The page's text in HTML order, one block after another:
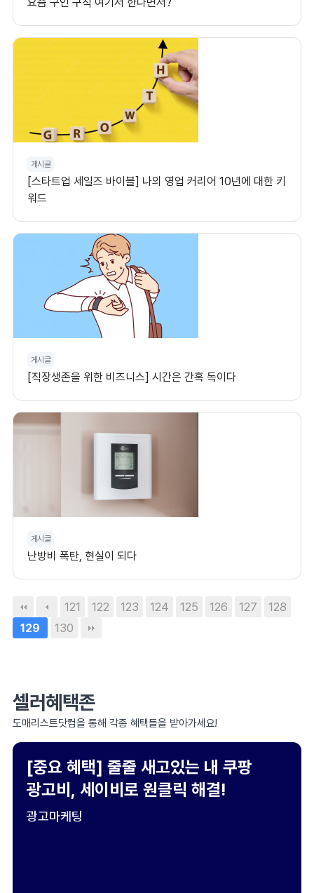
게시글
[스타트업 세일즈 바이블] 나의 영업 커리어 10년에 대한 키
워드
게시글
[직장생존을 위한 비즈니스] 시간은 간혹 독이다
게시글
난방비 폭탄, 현실이 되다
121 122 123 124 125 126 127 128
129 130
셀러혜택존
도매리스트닷컴을 통해 각종 혜택들을 받아가세요!
[중요 혜택] 줄줄 새고있는 내 쿠팡
광고비, 세이비로 원클릭 해결!
광고마케팅